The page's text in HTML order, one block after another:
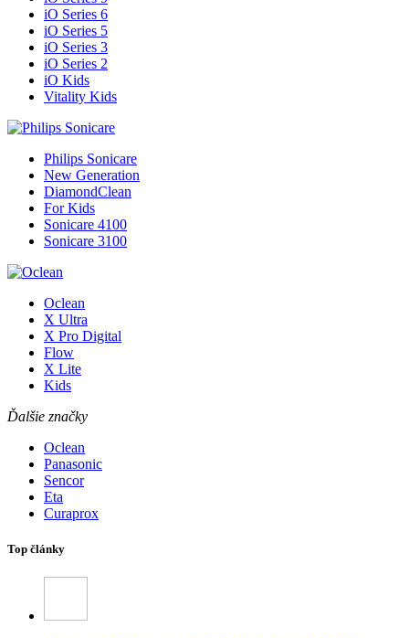
iO Series 6
iO Series 5
iO Series 3
iO Series 2
iO Kids
Vitality Kids
Philips Sonicare
New Generation
DiamondClean
For Kids
Sonicare 4100
Sonicare 3100
Oclean
X Ultra
X Pro Digital
Flow
X Lite
Kids
Ďalšie značky
Oclean
Panasonic
Sencor
Eta
Curaprox
Top články